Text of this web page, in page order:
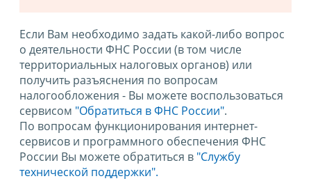
Если Вам необходимо задать какой-либо вопрос
о деятельности ФНС России (в том числе
территориальных налоговых органов) или
получить разъяснения по вопросам
налогообложения - Вы можете воспользоваться
сервисом "Обратиться в ФНС России".
По вопросам функционирования интернет-
сервисов и программного обеспечения ФНС
России Вы можете обратиться в "Службу
технической поддержки".